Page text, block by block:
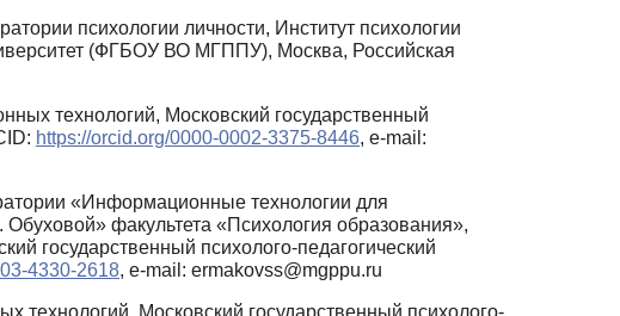
психологии личности, Институт психологии
(ФГБОУ ВО МГППУ), Москва, Российская
технологий, Московский государственный
https://orcid.org/0000-0002-3375-8446, e-mail:
«Информационные технологии для
факультета «Психология образования»,
государственный психолого-педагогический
4330-2618, e-mail: ermakovss@mgppu.ru
технологий, Московский государственный психолого-